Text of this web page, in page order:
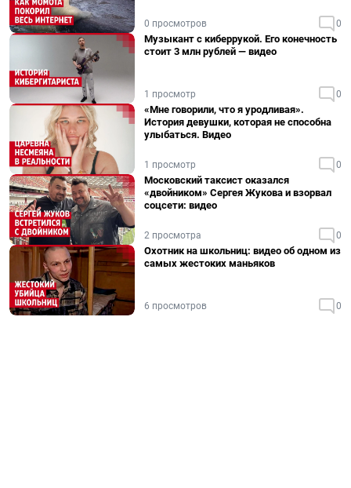
0 просмотров 0
Музыкант с киберрукой. Его конечность
стоит 3 млн рублей — видео
1 просмотр 0
«Мне говорили, что я уродливая».
История девушки, которая не способна
улыбаться. Видео
1 просмотр 0
Московский таксист оказался
«двойником» Сергея Жукова и взорвал
соцсети: видео
2 просмотра 0
Охотник на школьниц: видео об одном из
самых жестоких маньяков
6 просмотров 0